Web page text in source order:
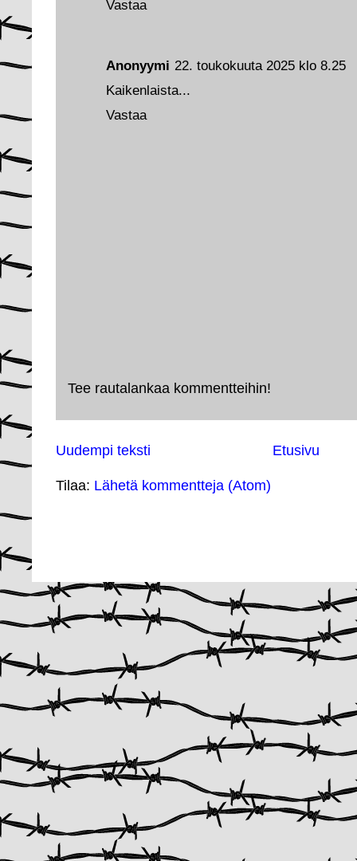
Anonyymi 22. toukokuuta 2025 klo 8.25
Kaikenlaista...
Vastaa
Vastaa
Tee rautalankaa kommentteihin!
Uudempi teksti Etusivu
Tilaa: Lähetä kommentteja (Atom)